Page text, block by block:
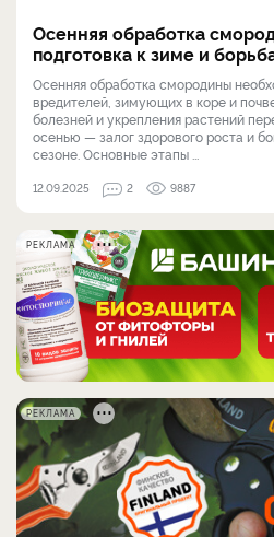
Осенняя обработка
подготовка к зиме и
Осенняя обработка смородины
вредителей, зимующих в коре и
болезней и укрепления растений
осенью — залог здорового роста и
сезоне. Основные этапы ...
12.09.2025 2 9887
РЕКЛАМА
РЕКЛАМА